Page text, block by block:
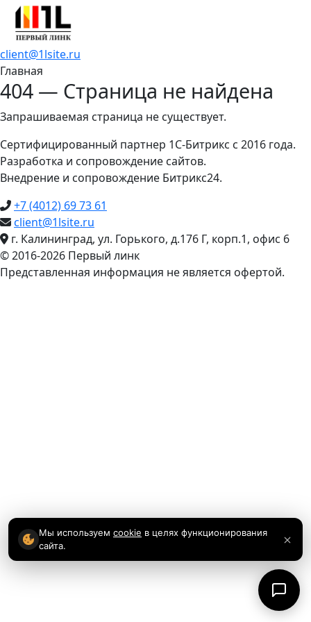
client@1lsite.ru
Главная
404 — Страница не найдена
Запрашиваемая страница не существует.
Сертифицированный партнер 1С-Битрикс с 2016 года.
Разработка и сопровождение сайтов.
Внедрение и сопровождение Битрикс24.
+7 (4012) 69 73 61
client@1lsite.ru
г. Калининград, ул. Горького, д.176 Г, корп.1, офис 6
© 2016-2026 Первый линк
Представленная информация не является офертой.
Мы используем cookie в целях функционирования
сайта.